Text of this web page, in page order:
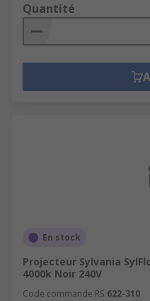
Quantité
En stock
Projecteur Sylvania
4000k Noir 240V
Code commande RS 622-310